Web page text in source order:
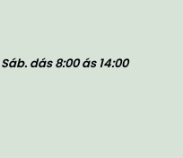
dás 8:00 ás 14:00